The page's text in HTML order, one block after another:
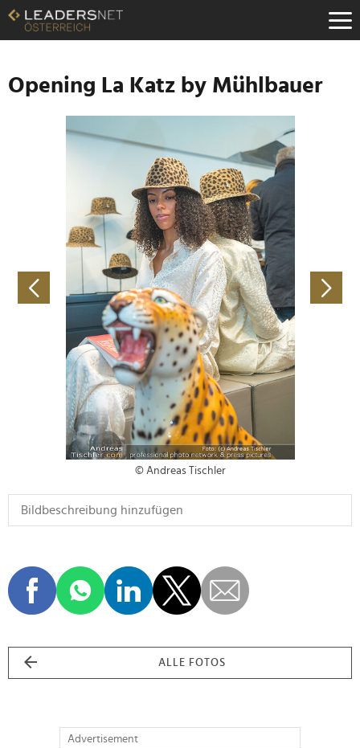
Zum
Inhalt
Zur
Navigation
Zur
Hauptnavigation
Opening La Katz by Mühlbauer
© Andreas Tischler
ALLE FOTOS
Advertisement